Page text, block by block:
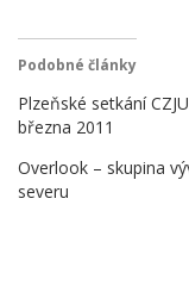
Podobné články
Plzeňské setkání
března 2011
Overlook – skupina
severu